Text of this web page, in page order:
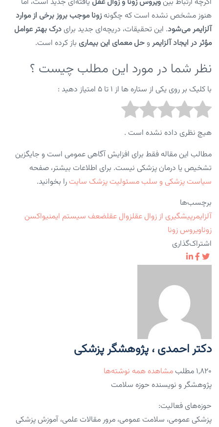
هنوز مشخص نشده است که چگونهزونا موجب بروز برخی از موارد
آلزایمر می‌شود. این تحقیقات، دریچه‌ای جدید برای درک بهتر عوامل
مؤثر در ایجاد آلزایمر و حل معمای این بیماری باز کرده است.
نظر شما در مورد این مطلب چیست ؟
با کلیک بر روی یکی از ستاره ها از ۱ تا ۵ امتیاز دهید :
هیچ نظری داده نشده است .
مطالب این مقاله فقط برای افزایش آگاهی عمومی است و جایگزین
تشخیص یا درمان پزشکی نیست. برای اطلاعات بیشتر، صفحه
سیاست پزشکی و سلب مسئولیت پزشک سایت را بخوانید.
برچسب‌ها
آلزایمرپیشگیری از زوال عقلزوال عقلضعف سیستم ایمنیواکسن
زوناویروس زونا
اشتراک‌گذاری
دکتر احمدی ، پژوهشگر پزشکی
۱,۸۲۰ مطلب
مشاهده همه نوشته‌ها
پژوهشگر و نویسنده حوزه سلامت
حوزه‌های فعالیت:
پزشکی عمومی، سلامت عمومی، مرور مقالات علمی، آموزش پزشکی